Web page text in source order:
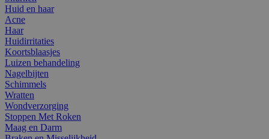
Huid en haar
Acne
Haar
Huidirritaties
Koortsblaasjes
Luizen behandeling
Nagelbijten
Schimmels
Wratten
Wondverzorging
Stoppen Met Roken
Maag en Darm